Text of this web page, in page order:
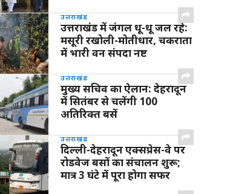
उत्तराखंड
उत्तराखंड में जंगल धू-धू जल रहे:
मसूरी रखोली-मोतीधार, चकराता
में भारी वन संपदा नष्ट
उत्तराखंड
मुख्य सचिव का ऐलान: देहरादून
में सितंबर से चलेंगी 100
अतिरिक्त बसें
उत्तराखंड
दिल्ली-देहरादून एक्सप्रेस-वे पर
रोडवेज बसों का संचालन शुरू;
मात्र 3 घंटे में पूरा होगा सफर